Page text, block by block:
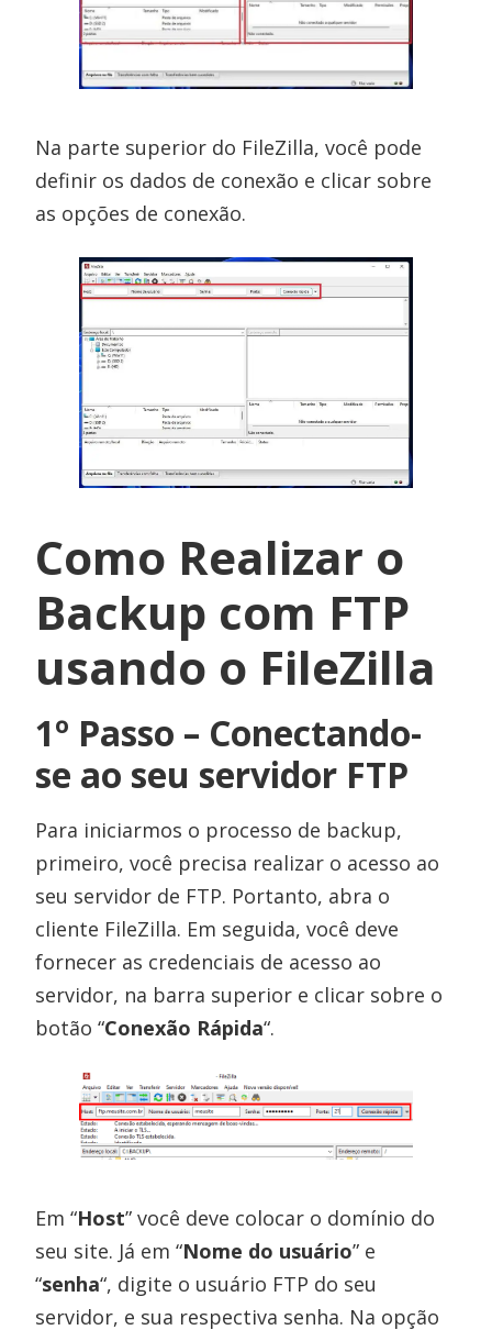
Na parte superior do FileZilla, você pode
definir os dados de conexão e clicar sobre
as opções de conexão.
Como Realizar o
Backup com FTP
usando o FileZilla
1º Passo – Conectando-
se ao seu servidor FTP
Para iniciarmos o processo de backup,
primeiro, você precisa realizar o acesso ao
seu servidor de FTP. Portanto, abra o
cliente FileZilla. Em seguida, você deve
fornecer as credenciais de acesso ao
servidor, na barra superior e clicar sobre o
botão “Conexão Rápida“.
Em “Host” você deve colocar o domínio do
seu site. Já em “Nome do usuário” e
“senha“, digite o usuário FTP do seu
servidor, e sua respectiva senha. Na opção